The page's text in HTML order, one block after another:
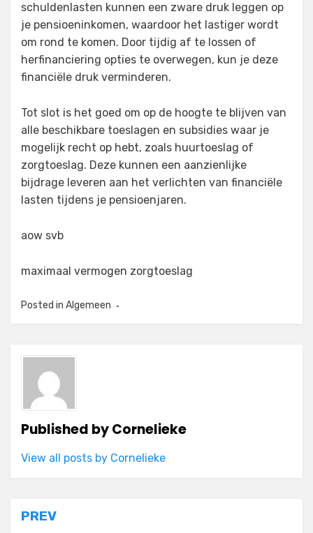
schuldenlasten kunnen een zware druk leggen op
je pensioeninkomen, waardoor het lastiger wordt
om rond te komen. Door tijdig af te lossen of
herfinanciering opties te overwegen, kun je deze
financiële druk verminderen.
Tot slot is het goed om op de hoogte te blijven van
alle beschikbare toeslagen en subsidies waar je
mogelijk recht op hebt, zoals huurtoeslag of
zorgtoeslag. Deze kunnen een aanzienlijke
bijdrage leveren aan het verlichten van financiële
lasten tijdens je pensioenjaren.
aow svb
maximaal vermogen zorgtoeslag
Posted in Algemeen
Published byCornelieke
View all posts by Cornelieke
Post
PREV